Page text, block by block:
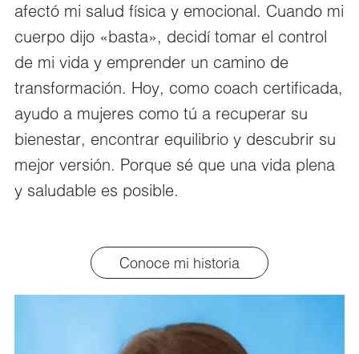
afectó mi salud física y emocional. Cuando mi
cuerpo dijo «basta», decidí tomar el control
de mi vida y emprender un camino de
transformación. Hoy, como coach certificada,
ayudo a mujeres como tú a recuperar su
bienestar, encontrar equilibrio y descubrir su
mejor versión. Porque sé que una vida plena
y saludable es posible.
Conoce mi historia